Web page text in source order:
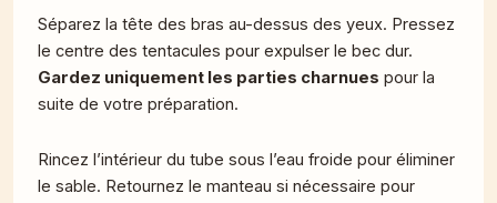
Séparez la tête des bras au-dessus des yeux. Pressez
le centre des tentacules pour expulser le bec dur.
Gardez uniquement les parties charnues pour la
suite de votre préparation.
Rincez l’intérieur du tube sous l’eau froide pour éliminer
le sable. Retournez le manteau si nécessaire pour